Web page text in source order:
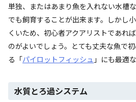
単独、またはあまり魚を入れない水槽
でも飼育することが出来ます。しかし
くいため、初心者アクアリストであれ
のがよいでしょう。とても丈夫な魚で
る「パイロットフィッシュ 」にも最適
水質とろ過システム